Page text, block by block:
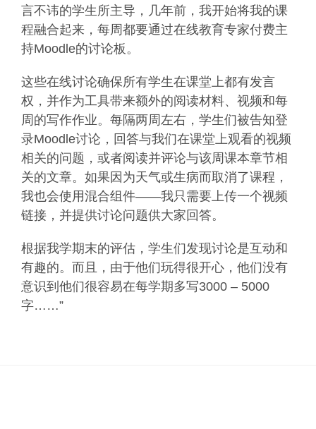
言不讳的学生所主导，几年前，我开始将我的课
程融合起来，每周都要通过在线教育专家付费主
持Moodle的讨论板。
这些在线讨论确保所有学生在课堂上都有发言
权，并作为工具带来额外的阅读材料、视频和每
周的写作作业。每隔两周左右，学生们被告知登
录Moodle讨论，回答与我们在课堂上观看的视频
相关的问题，或者阅读并评论与该周课本章节相
关的文章。如果因为天气或生病而取消了课程，
我也会使用混合组件——我只需要上传一个视频
链接，并提供讨论问题供大家回答。
根据我学期末的评估，学生们发现讨论是互动和
有趣的。而且，由于他们玩得很开心，他们没有
意识到他们很容易在每学期多写3000 – 5000
字……”